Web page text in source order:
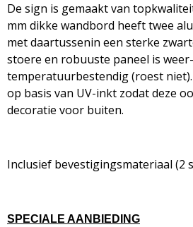
De sign is gemaakt van
mm dikke wandbord heeft twee
met daartussenin een sterke
stoere en robuuste paneel is
temperatuurbestendig (roest
op basis van UV-inkt zodat deze
decoratie voor buiten.
Inclusief bevestigingsmateriaal (2
SPECIALE AANBIEDING